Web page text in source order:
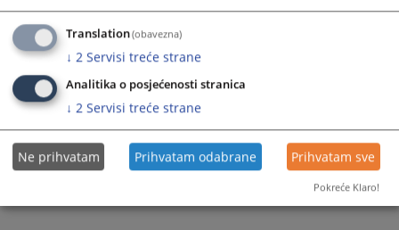
Translation(obavezna)
↓ 2 Servisi treće strane
Analitika o posjećenosti stranica
↓ 2 Servisi treće strane
Ne prihvatam Prihvatam odabrane Prihvatam sve
Pokreće Klaro!